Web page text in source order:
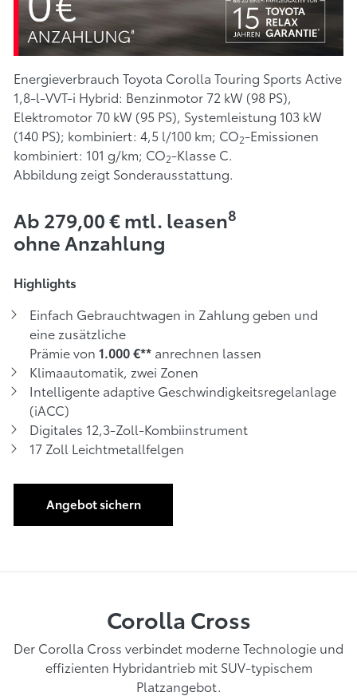
Energieverbrauch Toyota Corolla Touring Sports Active
1,8-l-VVT-i Hybrid: Benzinmotor 72 kW (98 PS),
Elektromotor 70 kW (95 PS), Systemleistung 103 kW
(140 PS); kombiniert: 4,5 l/100 km; CO2-Emissionen
kombiniert: 101 g/km; CO2-Klasse C.
Abbildung zeigt Sonderausstattung.
Ab 279,00 € mtl. leasen8
ohne Anzahlung
Highlights
Einfach Gebrauchtwagen in Zahlung geben und
eine zusätzliche
Prämie von 1.000 €** anrechnen lassen
Klimaautomatik, zwei Zonen
Intelligente adaptive Geschwindigkeitsregelanlage
(iACC)
Digitales 12,3-Zoll-Kombiinstrument
17 Zoll Leichtmetallfelgen
Angebot sichern
Corolla Cross
Der Corolla Cross verbindet moderne Technologie und
effizienten Hybridantrieb mit SUV-typischem
Platzangebot.